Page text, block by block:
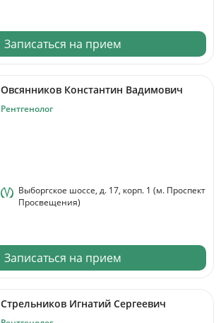
Записаться на прием
Овсянников Константин Вадимович
Рентгенолог
Выборгское шоссе, д. 17, корп. 1 (м. Проспект
Просвещения)
Записаться на прием
Стрельников Игнатий Сергеевич